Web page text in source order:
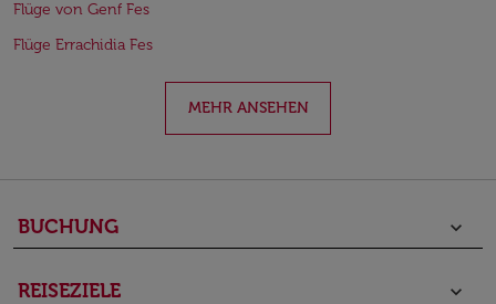
Flüge von Genf Fes
Flüge Errachidia Fes
MEHR ANSEHEN
BUCHUNG keyboard_arrow_down
REISEZIELE keyboard_arrow_down